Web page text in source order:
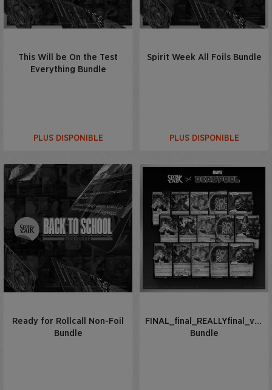
This Will be On the Test
Everything Bundle
PLUS DISPONIBLE
Spirit Week All Foils Bundle
PLUS DISPONIBLE
Ready for Rollcall Non-Foil
Bundle
Bundle